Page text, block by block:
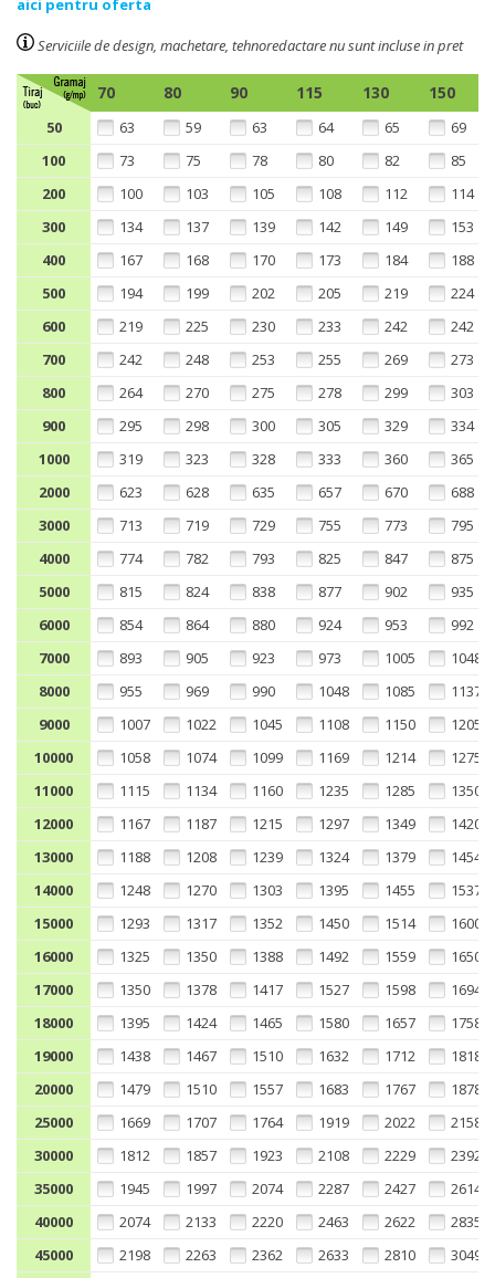
aici pentru oferta
Serviciile de design, machetare, tehnoredactare nu sunt incluse in pret
70 80 90 115 130 150
50 63 59 63 64 65
69
100
73 75 78 80 82
85
200
100 103 105 108 112
114
300
134 137 139 142 149
153
400
167 168 170 173 184
188
500
194 199 202 205 219
224
600
219 225 230 233 242
242
700
242 248 253 255 269
273
800
264 270 275 278 299
303
900
295 298 300 305 329
334
1000
319 323 328 333 360
365
2000
623 628 635 657 670
688
3000
713 719 729 755 773
795
4000
774 782 793 825 847
875
5000
815 824 838 877 902
935
6000
854 864 880 924 953
992
7000
893 905 923 973 1005
1048
8000
955 969 990 1048 1085
1137
9000
1007 1022 1045 1108 1150
1205
10000
1058 1074 1099 1169 1214
1275
11000
1115 1134 1160 1235 1285
1350
12000
1167 1187 1215 1297 1349
1420
13000
1188 1208 1239 1324 1379
1454
14000
1248 1270 1303 1395 1455
1537
15000
1293 1317 1352 1450 1514
1600
16000
1325 1350 1388 1492 1559
1650
17000
1350 1378 1417 1527 1598
1694
18000
1395 1424 1465 1580 1657
1758
19000
1438 1467 1510 1632 1712
1818
20000
1479 1510 1557 1683 1767
1878
25000
1669 1707 1764 1919 2022
2158
30000
1812 1857 1923 2108 2229
2392
35000
1945 1997 2074 2287 2427
2614
40000
2074 2133 2220 2463 2622
2835
45000
2198 2263 2362 2633 2810
3049